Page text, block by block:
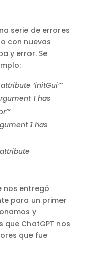
serie de errores
con nuevas
y error. Se
‘initGui’”
1 has
1 has
nos entregó
para un primer
y
ChatGPT nos
que fue